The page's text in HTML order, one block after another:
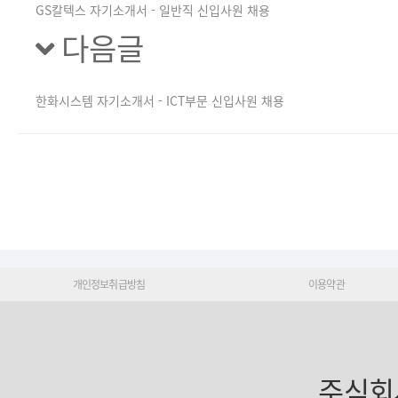
GS칼텍스 자기소개서 - 일반직 신입사원 채용
다음글
한화시스템 자기소개서 - ICT부문 신입사원 채용
개인정보취급방침 이용약관